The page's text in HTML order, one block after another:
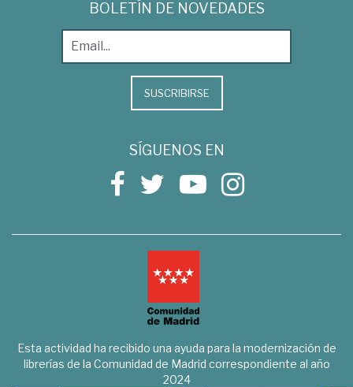
BOLETÍN DE NOVEDADES
SUSCRIBIRSE
SÍGUENOS EN
Esta actividad ha recibido una ayuda para la modernización de
librerías de la Comunidad de Madrid correspondiente al año
2024